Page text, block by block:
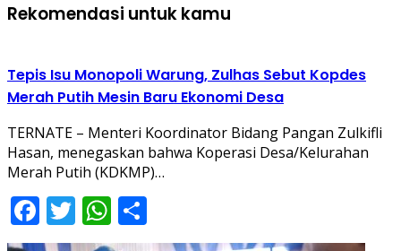
Rekomendasi untuk kamu
Tepis Isu Monopoli Warung, Zulhas Sebut Kopdes
Merah Putih Mesin Baru Ekonomi Desa
TERNATE – Menteri Koordinator Bidang Pangan Zulkifli
Hasan, menegaskan bahwa Koperasi Desa/Kelurahan
Merah Putih (KDKMP)…
Facebook
TwitterWhatsApp